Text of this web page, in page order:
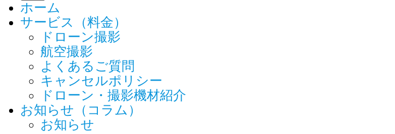
ホーム
サービス（料金）
ドローン撮影
航空撮影
よくあるご質問
キャンセルポリシー
ドローン・撮影機材紹介
お知らせ（コラム）
お知らせ